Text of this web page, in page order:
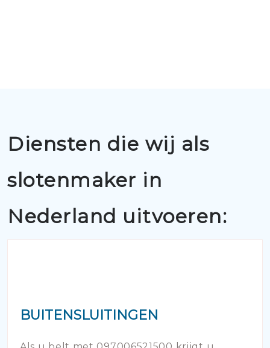
Diensten die wij als
slotenmaker in
Nederland uitvoeren:
BUITENSLUITINGEN